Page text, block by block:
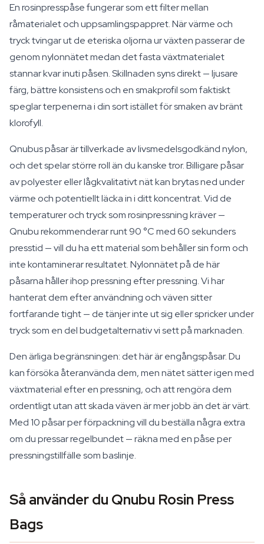
En rosinpresspåse fungerar som ett filter mellan
råmaterialet och uppsamlingspappret. När värme och
tryck tvingar ut de eteriska oljorna ur växten passerar de
genom nylonnätet medan det fasta växtmaterialet
stannar kvar inuti påsen. Skillnaden syns direkt — ljusare
färg, bättre konsistens och en smakprofil som faktiskt
speglar terpenerna i din sort istället för smaken av bränt
klorofyll.
Qnubus påsar är tillverkade av livsmedelsgodkänd nylon,
och det spelar större roll än du kanske tror. Billigare påsar
av polyester eller lågkvalitativt nät kan brytas ned under
värme och potentiellt läcka in i ditt koncentrat. Vid de
temperaturer och tryck som rosinpressning kräver —
Qnubu rekommenderar runt 90 °C med 60 sekunders
presstid — vill du ha ett material som behåller sin form och
inte kontaminerar resultatet. Nylonnätet på de här
påsarna håller ihop pressning efter pressning. Vi har
hanterat dem efter användning och väven sitter
fortfarande tight — de tänjer inte ut sig eller spricker under
tryck som en del budgetalternativ vi sett på marknaden.
Den ärliga begränsningen: det här är engångspåsar. Du
kan försöka återanvända dem, men nätet sätter igen med
växtmaterial efter en pressning, och att rengöra dem
ordentligt utan att skada väven är mer jobb än det är värt.
Med 10 påsar per förpackning vill du beställa några extra
om du pressar regelbundet — räkna med en påse per
pressningstillfälle som baslinje.
Så använder du Qnubu Rosin Press
Bags